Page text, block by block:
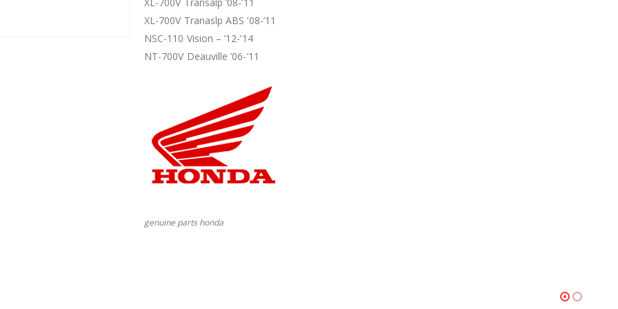
XL-700V Tranaslp ABS ’08-’11
NSC-110 Vision – ’12-’14
NT-700V Deauville ’06-’11
genuine parts honda